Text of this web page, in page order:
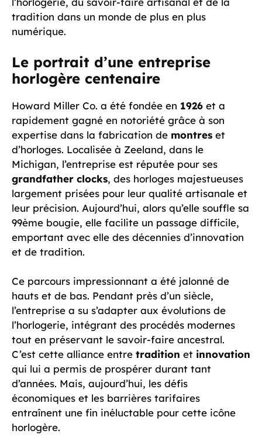
tradition dans un monde de plus en plus
numérique.
Le portrait d’une entreprise
horlogère centenaire
Howard Miller Co. a été fondée en 1926 et a
rapidement gagné en notoriété grâce à son
expertise dans la fabrication de montres et
d’horloges. Localisée à Zeeland, dans le
Michigan, l’entreprise est réputée pour ses
grandfather clocks, des horloges majestueuses
largement prisées pour leur qualité artisanale et
leur précision. Aujourd’hui, alors qu’elle souffle sa
99ème bougie, elle facilite un passage difficile,
emportant avec elle des décennies d’innovation
et de tradition.
Ce parcours impressionnant a été jalonné de
hauts et de bas. Pendant près d’un siècle,
l’entreprise a su s’adapter aux évolutions de
l’horlogerie, intégrant des procédés modernes
tout en préservant le savoir-faire ancestral.
C’est cette alliance entre tradition et innovation
qui lui a permis de prospérer durant tant
d’années. Mais, aujourd’hui, les défis
économiques et les barrières tarifaires
entraînent une fin inéluctable pour cette icône
horlogère.